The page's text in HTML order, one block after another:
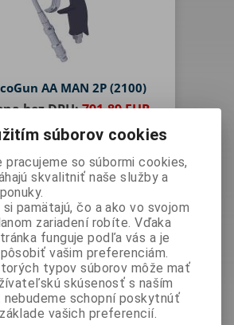
AA MAN 2P (2100)
bez DPH:791,89 EUR
Systems AG
číslo:N36220002V
výrobok
AA 2100 je určená pre
nástrik s prídavným
s maximálnym tlakom 250
náterové materiály na
a vody, penetračné
súborov cookies
pracujeme so súbormi cookies,
skvalitniť naše služby a
pamätajú, čo a ako vo svojom
zariadení robíte. Vďaka
funguje podľa vás a je
vašim preferenciám.
typov súborov môže mať
skúsenosť s naším
schopní poskytnúť
vašich preferencií.